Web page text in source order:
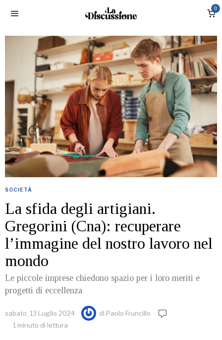
0
SOCIETÀ
La sfida degli artigiani.
Gregorini (Cna): recuperare
l’immagine del nostro lavoro nel
mondo
Le piccole imprese chiedono spazio per i loro meriti e
progetti di eccellenza
sabato, 13 Luglio 2024 di Paolo Fruncillo
1 minuto di lettura